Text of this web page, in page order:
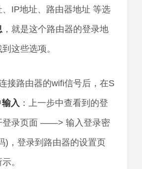
IP地址、路由器地址 等选
，就是这个路由器的登录地
这些选项。
接路由器的wifi信号后，在S
输入 ：上一步中查看到的登
登录页面 ——> 输入登录密
)，登录到路由器的设置页
。